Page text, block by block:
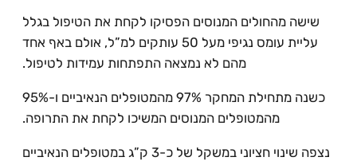
שישה מהחולים המנוסים הפסיקו לקחת את הטיפול בגלל
עליית עומס נגיפי מעל 50 עותקים למ”ל, אולם באף אחד
מהם לא נמצאה התפתחות עמידות לטיפול.
כשנה מתחילת המחקר 97% מהמטופלים הנאיביים ו-95%
מהמטופלים המנוסים המשיכו לקחת את התרופה.
נצפה שינוי חציוני במשקל של כ-3 ק”ג במטופלים הנאיביים